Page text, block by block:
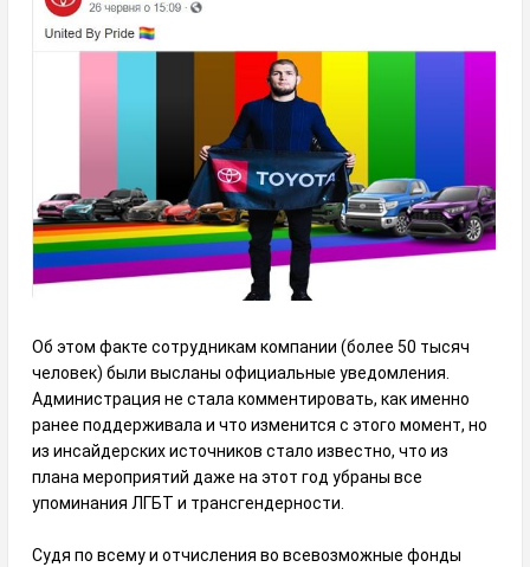
Об этом факте сотрудникам компании (более 50 тысяч
человек) были высланы официальные уведомления.
Администрация не стала комментировать, как именно
ранее поддерживала и что изменится с этого момент, но
из инсайдерских источников стало известно, что из
плана мероприятий даже на этот год убраны все
упоминания ЛГБТ и трансгендерности.
Судя по всему и отчисления во всевозможные фонды